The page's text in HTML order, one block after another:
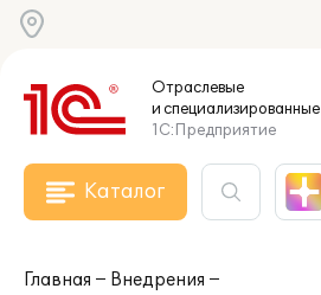
Отраслевые
и специализированные
1С:Предприятие
Каталог
Главная
Внедрения